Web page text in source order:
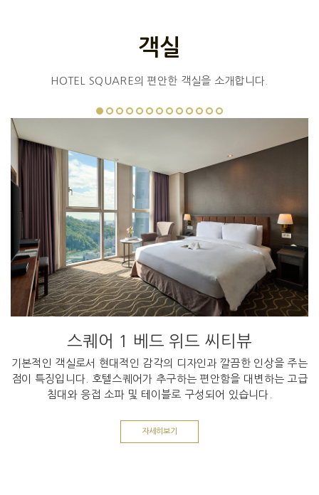
객실
HOTEL SQUARE의 편안한 객실을 소개합니다.
스퀘어 1 베드 위드 씨티뷰
기본적인 객실로서 현대적인 감각의 디자인과 깔끔한 인상을 주는
점이 특징입니다. 호텔스퀘어가 추구하는 편안함을 대변하는 고급
침대와 응접 소파 및 테이블로 구성되어 있습니다.
자세히보기